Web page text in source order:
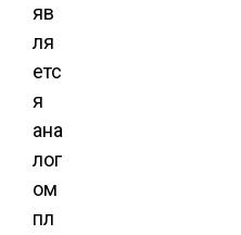
яв
ля
етс
я
ана
лог
ом
пл